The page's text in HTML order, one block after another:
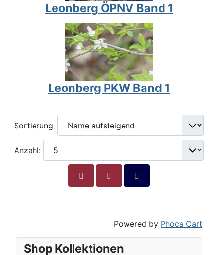
Leonberg ÖPNV Band 1
Leonberg PKW Band 1
Sortierung:
Anzahl:
Powered by Phoca Cart
Shop Kollektionen